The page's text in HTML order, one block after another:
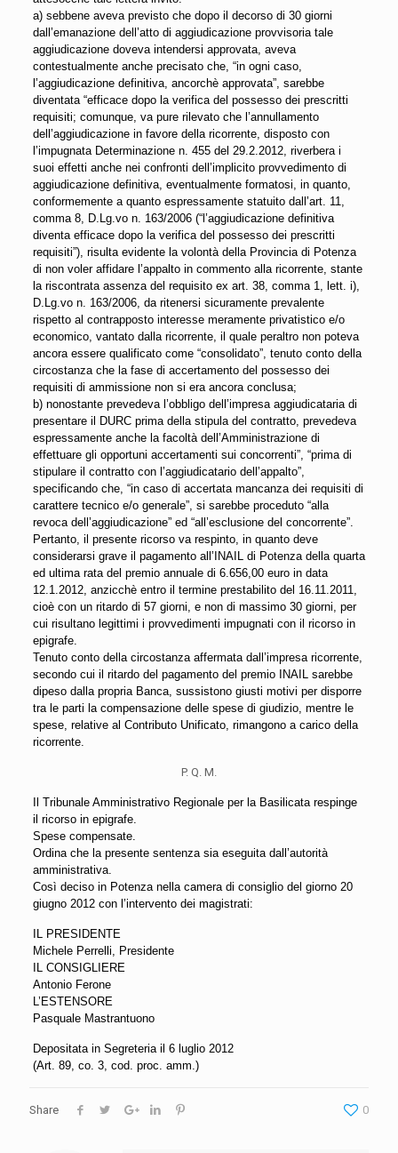
a) sebbene aveva previsto che dopo il decorso di 30 giorni
dall’emanazione dell’atto di aggiudicazione provvisoria tale
aggiudicazione doveva intendersi approvata, aveva
contestualmente anche precisato che, “in ogni caso,
l’aggiudicazione definitiva, ancorchè approvata”, sarebbe
diventata “efficace dopo la verifica del possesso dei prescritti
requisiti; comunque, va pure rilevato che l’annullamento
dell’aggiudicazione in favore della ricorrente, disposto con
l’impugnata Determinazione n. 455 del 29.2.2012, riverbera i
suoi effetti anche nei confronti dell’implicito provvedimento di
aggiudicazione definitiva, eventualmente formatosi, in quanto,
conformemente a quanto espressamente statuito dall’art. 11,
comma 8, D.Lg.vo n. 163/2006 (“l’aggiudicazione definitiva
diventa efficace dopo la verifica del possesso dei prescritti
requisiti”), risulta evidente la volontà della Provincia di Potenza
di non voler affidare l’appalto in commento alla ricorrente, stante
la riscontrata assenza del requisito ex art. 38, comma 1, lett. i),
D.Lg.vo n. 163/2006, da ritenersi sicuramente prevalente
rispetto al contrapposto interesse meramente privatistico e/o
economico, vantato dalla ricorrente, il quale peraltro non poteva
ancora essere qualificato come “consolidato”, tenuto conto della
circostanza che la fase di accertamento del possesso dei
requisiti di ammissione non si era ancora conclusa;
b) nonostante prevedeva l’obbligo dell’impresa aggiudicataria di
presentare il DURC prima della stipula del contratto, prevedeva
espressamente anche la facoltà dell’Amministrazione di
effettuare gli opportuni accertamenti sui concorrenti”, “prima di
stipulare il contratto con l’aggiudicatario dell’appalto”,
specificando che, “in caso di accertata mancanza dei requisiti di
carattere tecnico e/o generale”, si sarebbe proceduto “alla
revoca dell’aggiudicazione” ed “all’esclusione del concorrente”.
Pertanto, il presente ricorso va respinto, in quanto deve
considerarsi grave il pagamento all’INAIL di Potenza della quarta
ed ultima rata del premio annuale di 6.656,00 euro in data
12.1.2012, anzicchè entro il termine prestabilito del 16.11.2011,
cioè con un ritardo di 57 giorni, e non di massimo 30 giorni, per
cui risultano legittimi i provvedimenti impugnati con il ricorso in
epigrafe.
Tenuto conto della circostanza affermata dall’impresa ricorrente,
secondo cui il ritardo del pagamento del premio INAIL sarebbe
dipeso dalla propria Banca, sussistono giusti motivi per disporre
tra le parti la compensazione delle spese di giudizio, mentre le
spese, relative al Contributo Unificato, rimangono a carico della
ricorrente.
P. Q. M.
Il Tribunale Amministrativo Regionale per la Basilicata respinge
il ricorso in epigrafe.
Spese compensate.
Ordina che la presente sentenza sia eseguita dall’autorità
amministrativa.
Così deciso in Potenza nella camera di consiglio del giorno 20
giugno 2012 con l’intervento dei magistrati:
IL PRESIDENTE
Michele Perrelli, Presidente
IL CONSIGLIERE
Antonio Ferone
L’ESTENSORE
Pasquale Mastrantuono
Depositata in Segreteria il 6 luglio 2012
(Art. 89, co. 3, cod. proc. amm.)
Share 0